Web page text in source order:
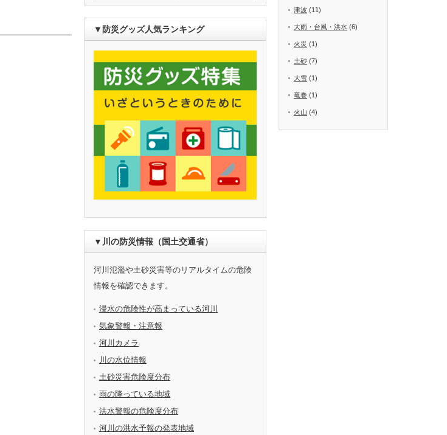
▼防災グッズ人気ランキング
▼川の防災情報（国土交通省）
河川氾濫や土砂災害等のリアルタイムの危険
情報を確認できます。
浸水の危険性が高まっている河川
気象警報・注意報
河川カメラ
川の水位情報
土砂災害危険度分布
雨の降っている地域
洪水警報の危険度分布
河川の洪水予報の発表地域
津波 (11)
大雨・台風・洪水 (6)
火災 (1)
土砂 (7)
大雪 (1)
竜巻 (1)
火山 (4)